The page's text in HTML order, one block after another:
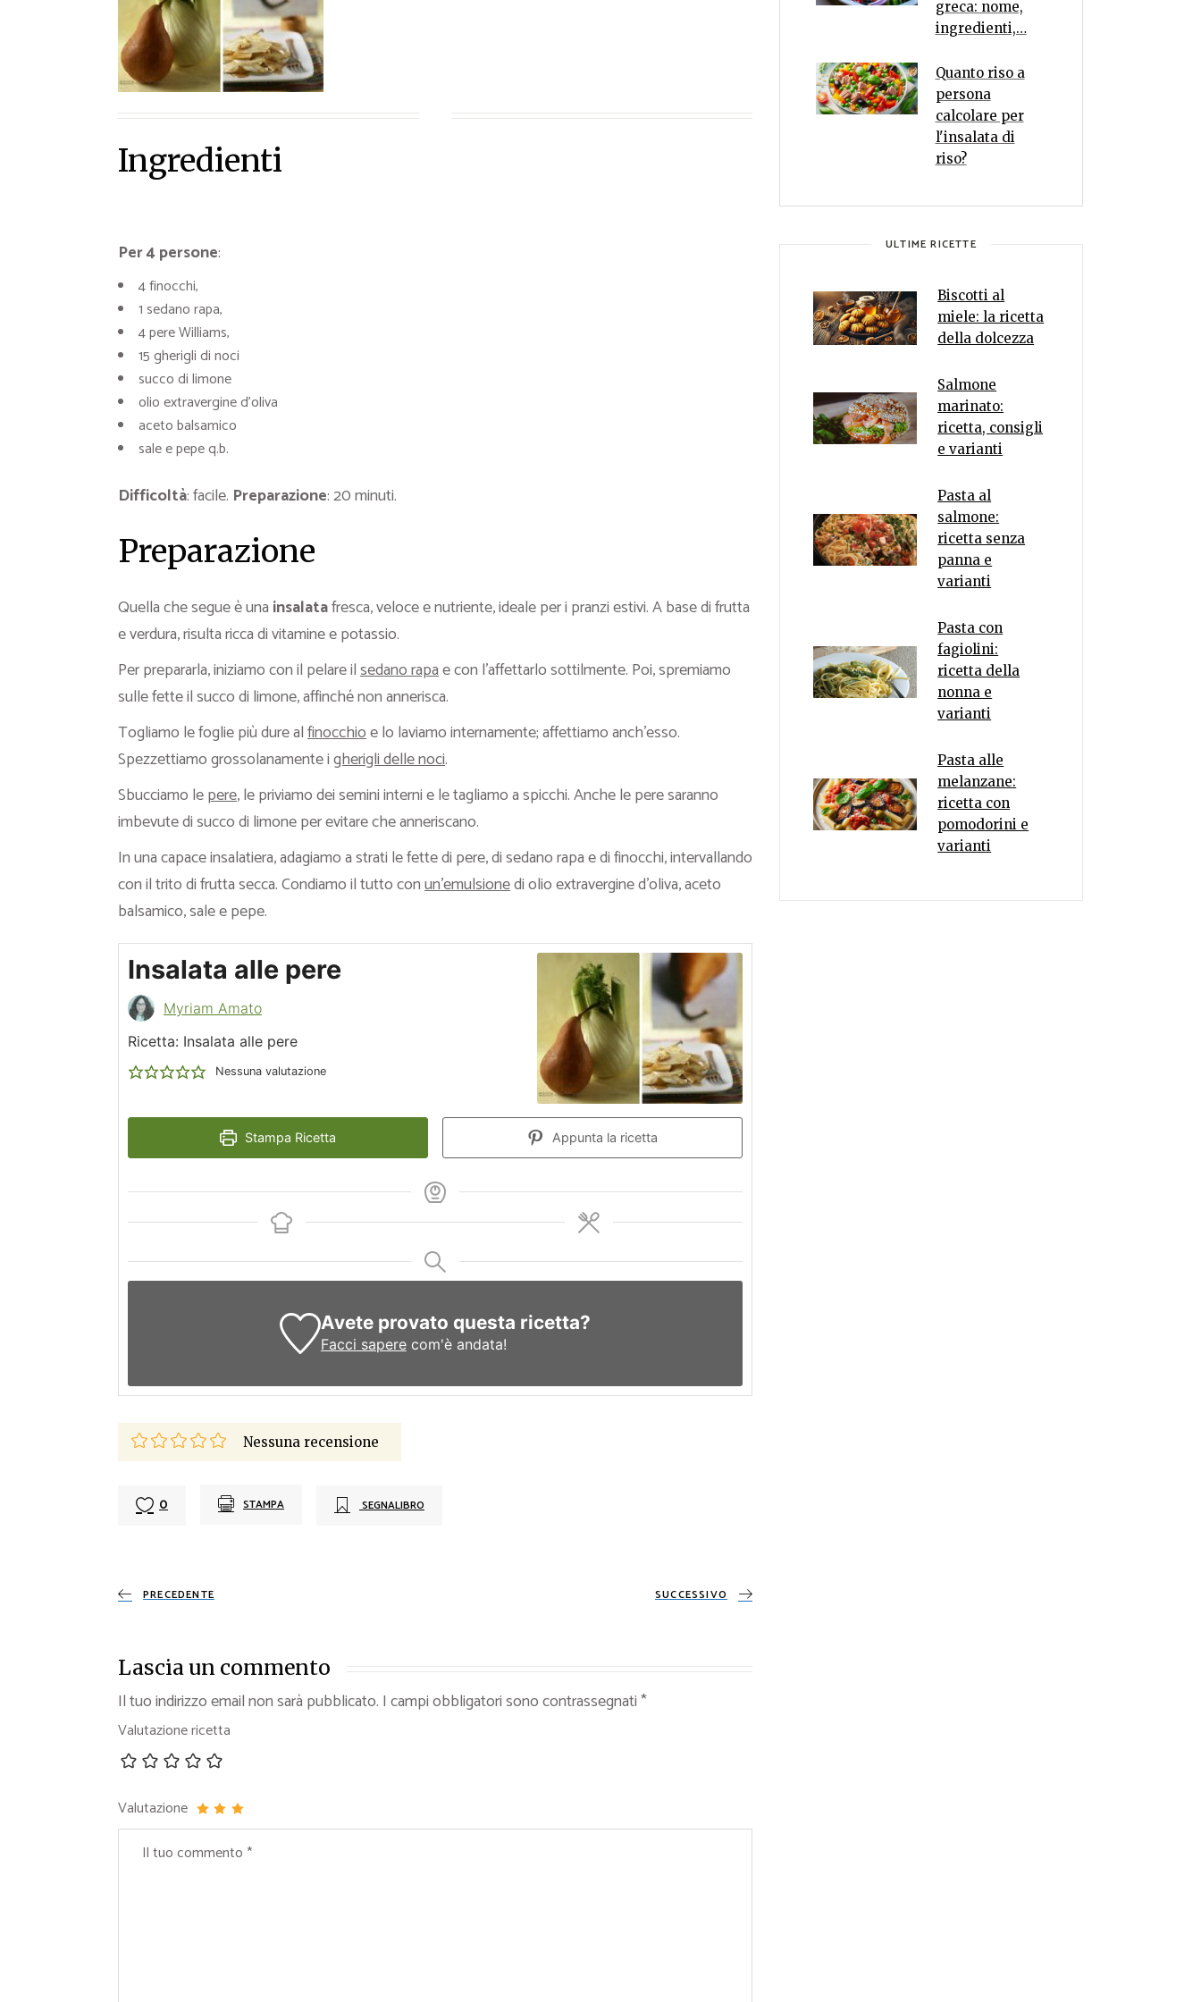
Ricette Piatti unici
Ricette Pesce
Video Ricette
Ricette per Ingrediente
Ingredienti
Per 4 persone:
4 finocchi,
1 sedano rapa,
4 pere Williams,
15 gherigli di noci
succo di limone
olio extravergine d’oliva
aceto balsamico
sale e pepe q.b.
Difficoltà: facile. Preparazione: 20 minuti.
Preparazione
Quella che segue è una insalatafresca, veloce e nutriente, ideale per i pranzi estivi. A base di frutta
e verdura, risulta ricca di vitamine e potassio.
Per prepararla, iniziamo con il pelare ilsedano rapae con l’affettarlo sottilmente. Poi, spremiamo
sulle fette il succo di limone, affinché non annerisca.
Togliamo le foglie più dure alfinocchioe lo laviamo internamente; affettiamo anch’esso.
Spezzettiamo grossolanamente igherigli delle noci.
Sbucciamo lepere, le priviamo dei semini interni e le tagliamo a spicchi. Anche le pere saranno
imbevute di succo di limone per evitare che anneriscano.
In una capace insalatiera, adagiamo a strati le fette di pere, di sedano rapa e di finocchi, intervallando
con il trito di frutta secca. Condiamo il tutto conun’emulsionedi olio extravergine d’oliva, aceto
balsamico, sale e pepe.
Insalata alle pere
Myriam Amato
Ricetta: Insalata alle pere
Nessuna valutazione
Stampa Ricetta Appunta la ricetta
Avete provato questa ricetta?
Facci saperecom'è andata!
Nessuna recensione
0 STAMPA SEGNALIBRO
PRECEDENTE SUCCESSIVO
Lascia un commento
Il tuo indirizzo email non sarà pubblicato. I campi obbligatori sono contrassegnati*
Valutazione ricetta
Valutazione
greca: nome,
ingredienti,…
Quanto riso a
persona
calcolare per
l'insalata di
riso?
ULTIME RICETTE
Biscotti al
miele: la ricetta
della dolcezza
Salmone
marinato:
ricetta, consigli
e varianti
Pasta al
salmone:
ricetta senza
panna e
varianti
Pasta con
fagiolini:
ricetta della
nonna e
varianti
Pasta alle
melanzane:
ricetta con
pomodorini e
varianti